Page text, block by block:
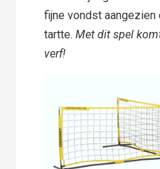
fijne vondst aangezien
tartte.Met dit spel
verf!